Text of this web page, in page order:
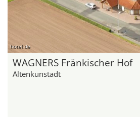
hotel.de
WAGNERS Fränkischer Hof
Altenkunstadt